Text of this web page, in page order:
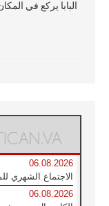
البابا يركع في
06.08.2026
الاجتماع الشهري
06.08.2026